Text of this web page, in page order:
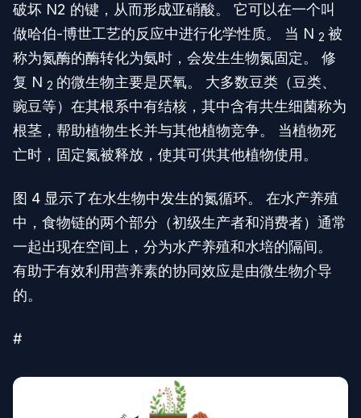
破坏 N2 的键，从而形成亚硝酸。 它可以在一个叫
做哈伯-博世工艺的反应中进行化学性质。 当 N 2 被
称为氮酶的酶转化为氨时，会发生生物氮固定。 修
复 N 2 的微生物主要是厌氧。 大多数豆类（豆类、
豌豆等）在其根系中有结核，其中含有共生细菌称为
根茎，帮助植物生长并与其他植物竞争。 当植物死
亡时，固定氮被释放，使其可供其他植物使用。
图 4 显示了在水生物中发生的氮循环。 在水产养殖
中，食物链的两个部分（初级生产者和消费者）通常
一起出现在空间上，分为水产养殖和水培的隔间。
有助于有效利用营养素的协同效应是由微生物介导
的。
#